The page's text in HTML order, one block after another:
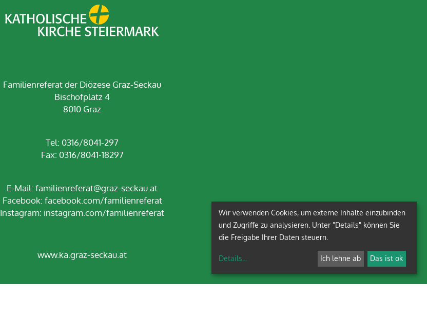
Familienreferat der Diözese Graz-Seckau
Bischofplatz 4
8010 Graz
Tel: 0316/8041-297
Fax: 0316/8041-18297
E-Mail: familienreferat@graz-seckau.at
Facebook: facebook.com/familienreferat
Instagram: instagram.com/familienreferat
www.ka.graz-seckau.at
Wir verwenden Cookies, um externe Inhalte einzubinden
und Zugriffe zu analysieren. Unter "Details" können Sie
die Freigabe Ihrer Daten steuern.
Details... Ich lehne ab Das ist ok